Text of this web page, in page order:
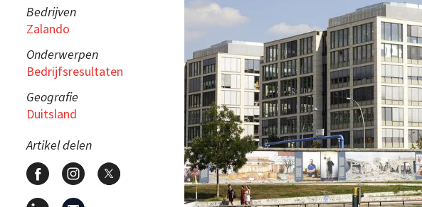
Bedrijven
Zalando
Onderwerpen
Bedrijfsresultaten
Geografie
Duitsland
Artikel delen